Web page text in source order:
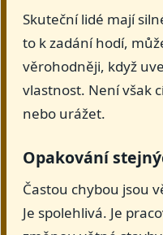
Skuteční lidé mají
to k zadání hodí,
věrohodněji, když
vlastnost. Není však
nebo urážet.
Opakování
Častou chybou jsou
Je spolehlivá. Je